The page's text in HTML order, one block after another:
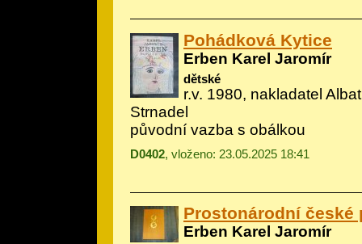
Pohádková Kytice
Erben Karel Jaromír
dětské
r.v. 1980, nakladatel
Strnadel
původní vazba s obálkou
D0402, vloženo: 23.05.2025 18:41
Prostonárodní české
Erben Karel Jaromír